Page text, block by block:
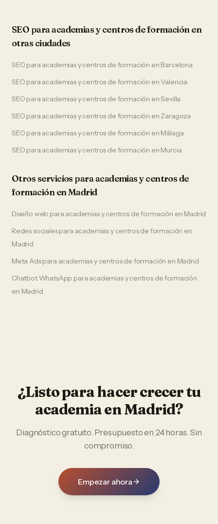
SEO paraacademias y centros de formaciónen
otras ciudades
SEO para academias y centros de formación en Barcelona
SEO para academias y centros de formación enValencia
SEO para academias y centros de formación enSevilla
SEO para academias y centros de formación en Zaragoza
SEO para academias y centros de formación en Málaga
SEO para academias y centros de formación en Murcia
Otros servicios paraacademias y centros de
formaciónenMadrid
Diseño web para academias y centros de formación en Madrid
Redes socialespara academias y centros de formación en
Madrid
Meta Adspara academias y centros de formación en Madrid
Chatbot WhatsApp para academias y centros de formación
en Madrid
¿Listo para hacer crecer tu
academiaenMadrid?
Diagnóstico gratuito. Presupuesto en 24 horas. Sin
compromiso.
Empezar ahora